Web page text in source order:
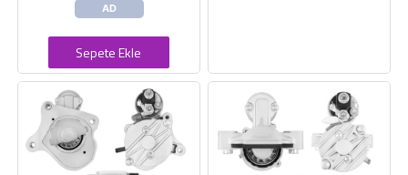
AD
Sepete Ekle